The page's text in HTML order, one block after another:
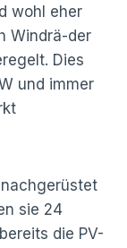
wohl eher
Windrä-der
Dies
und immer
sie 24
die PV-